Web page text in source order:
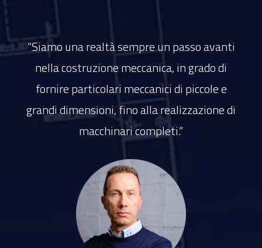
“Siamo una realtà sempre un passo avanti
nella costruzione meccanica, in grado di
fornire particolari meccanici di piccole e
grandi dimensioni, fino alla realizzazione di
macchinari completi.”